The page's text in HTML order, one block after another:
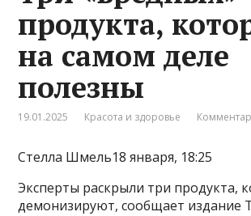
продукта,
на самом деле
полезны
19.01.2025 Красота и здоровье
Стелла Шмель18 января, 18:25
Эксперты раскрыли три продукта,
демонизируют, сообщает издание